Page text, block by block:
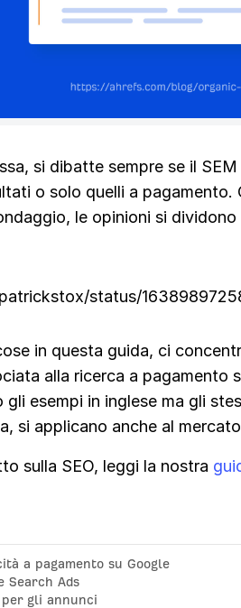
si dibatte sempre se il
o solo quelli a pagamento.
le opinioni si dividono
status/
in questa guida, ci
alla ricerca a pagamento
esempi in inglese ma gli
si applicano anche al
sulla SEO, leggi la nostra
a pagamento su Google
Search Ads
per gli annunci